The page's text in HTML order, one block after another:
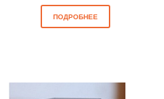
ПОДРОБНЕЕ